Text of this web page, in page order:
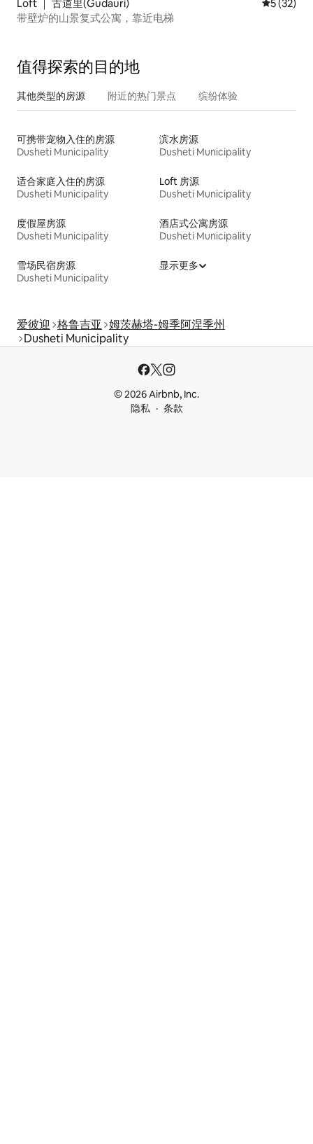
Loft ｜ 古道里(Gudauri) 平均评分
5 (32)
带壁炉的山景复式公寓，靠近电梯
值得探索的目的地
其他类型的房源 附近的热门景点 缤纷体验
可携带宠物入住的房源
Dusheti Municipality
滨水房源
Dusheti Municipality
适合家庭入住的房源
Dusheti Municipality
Loft 房源
Dusheti Municipality
度假屋房源
Dusheti Municipality
酒店式公寓房源
Dusheti Municipality
雪场民宿房源
Dusheti Municipality
显示更多
爱彼迎 格鲁吉亚 姆茨赫塔-姆季阿涅季州
Dusheti Municipality
© 2026 Airbnb, Inc.
隐私
条款